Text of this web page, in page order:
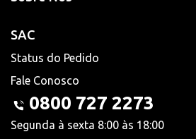
SAC
Status do Pedido
Fale Conosco
0800 727 2273
Segunda à sexta 8:00 às 18:00